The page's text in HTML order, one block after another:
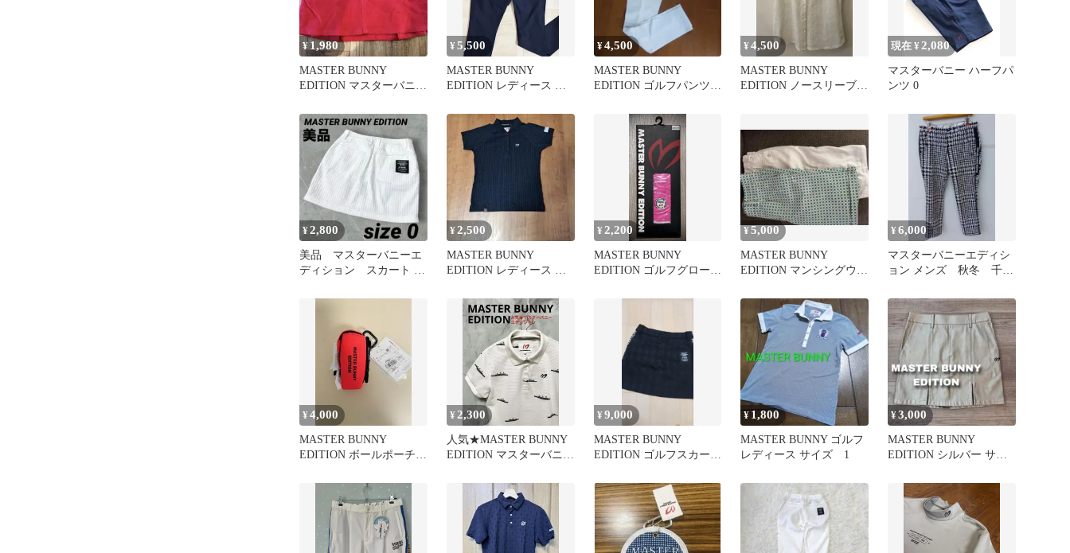
¥ 1,980
MASTER BUNNY
EDITION マスターバニー
¥5,500
MASTER BUNNY
EDITION レディース ゴ
¥4,500
MASTER BUNNY
EDITION ゴルフパンツ
¥4,500
MASTER BUNNY
EDITION ノースリーブシ
現在 ¥ 2,080
マスターバニー ハーフパ
ンツ 0
¥2,800
美品 マスターバニーエ
ディション スカート ホ
¥2,500
MASTER BUNNY
EDITION レディース ポ
¥2,200
MASTER BUNNY
EDITION ゴルフグローブ
¥5,000
MASTER BUNNY
EDITION マンシングウェ
¥6,000
マスターバニーエディシ
ョン メンズ 秋冬 千鳥
¥4,000
MASTER BUNNY
EDITION ボールポーチ
¥2,300
人気★MASTER BUNNY
EDITION マスターバニー
¥9,000
MASTER BUNNY
EDITION ゴルフスカート
¥ 1,800
MASTER BUNNY ゴルフ
レディース サイズ 1
¥3,000
MASTER BUNNY
EDITION シルバー サイ